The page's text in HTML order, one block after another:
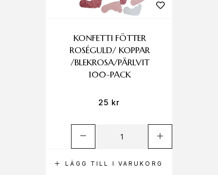
LÄGG TILL I VARUKORG
KONFETTI FÖTTER
ROSÉGULD/ KOPPAR
/BLEKROSA/PÄRLVIT
100-PACK
25 kr